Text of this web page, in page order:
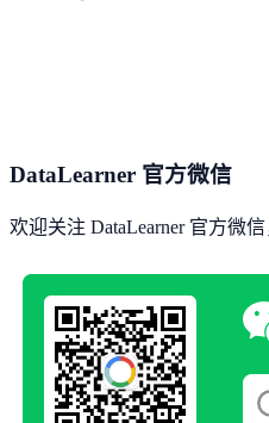
DataLearner 官方微信
欢迎关注 DataLearner 官方微